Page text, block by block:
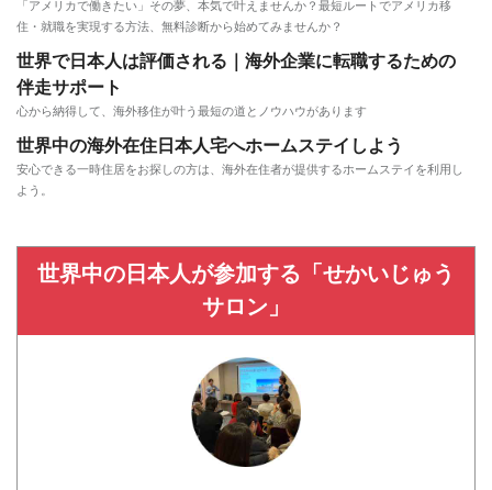
「アメリカで働きたい」その夢、本気で叶えませんか？最短ルートでアメリカ移
住・就職を実現する方法、無料診断から始めてみませんか？
世界で日本人は評価される｜海外企業に転職するための
伴走サポート
心から納得して、海外移住が叶う最短の道とノウハウがあります
世界中の海外在住日本人宅へホームステイしよう
安心できる一時住居をお探しの方は、海外在住者が提供するホームステイを利用し
よう。
世界中の日本人が参加する「せかいじゅう
サロン」